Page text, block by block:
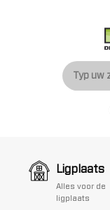
Ligplaats
Alles voor de
ligplaats